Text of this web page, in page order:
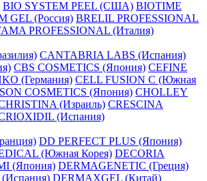
BIO SYSTEM PEEL (США) BIOTIME
GEL (Россия) BRELIL PROFESSIONAL
PROFESSIONAL (Италия)
CANTABRIA LABS (Испания)
CBS COSMETICS (Япония) CEFINE
(Германия) CELL FUSION C (Южная
COSMETICS (Япония) CHOLLEY
(Израиль) CRESCINA
(Испания)
DD PERFECT PLUS (Япония)
(Южная Корея) DECORIA
(Япония) DERMAGENETIC (Греция)
DERMAXGEL (Китай)